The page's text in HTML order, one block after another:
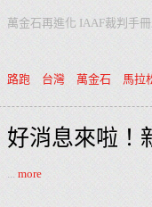
萬金石再進化 IAAF裁判手
路跑 台灣 萬金石 馬拉
好消息來啦！
... more